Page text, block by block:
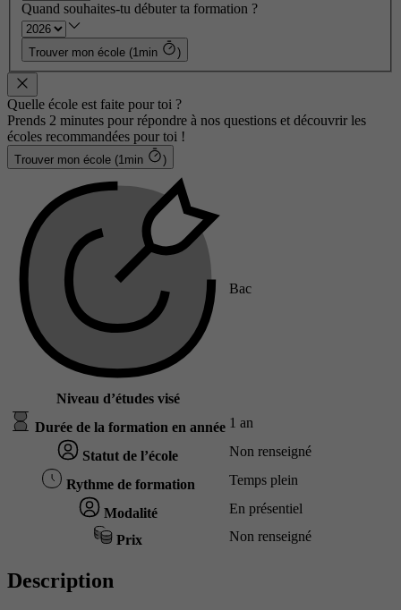
Quand souhaites-tu débuter ta formation ?
Trouver mon école (1min )
Quelle école est faite pour toi ?
Prends 2 minutes pour répondre à nos questions et découvrir les
écoles recommandées pour toi !
Trouver mon école (1min )
Niveau d’études visé
Bac
Durée de la formation en année 1 an
Statut de l’école Non renseigné
Rythme de formation Temps plein
Modalité En présentiel
Prix Non renseigné
Description